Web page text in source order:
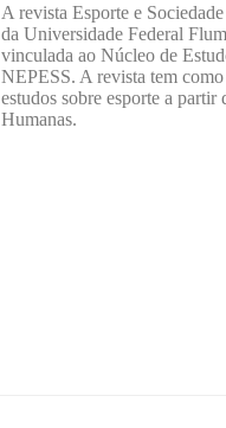
A revista Esporte e
da Universidade Federal
vinculada ao Núcleo de
NEPESS. A revista tem
estudos sobre esporte a
Humanas.